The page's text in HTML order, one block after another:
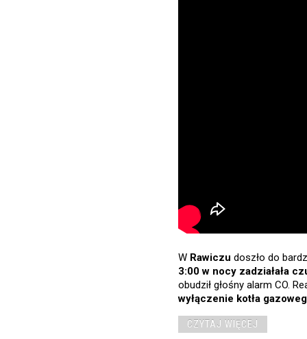
W Rawiczu doszło do
3:00 w nocy zadziałała
obudził głośny alarm CO.
wyłączenie kotła
CZYTAJ WIĘCEJ